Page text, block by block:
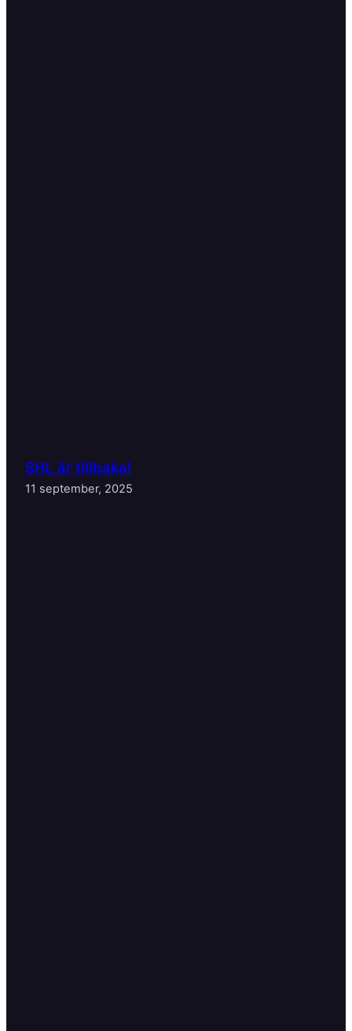
SHL är tillbaka!
11 september, 2025